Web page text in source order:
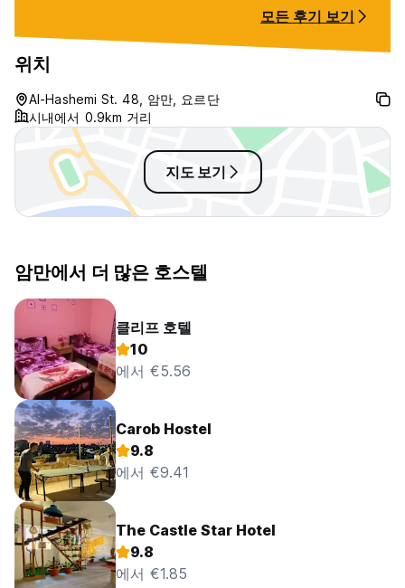
모든 후기 보기
위치
Al-Hashemi St. 48, 암만, 요르단
시내에서 0.9km 거리
지도 보기
암만에서 더 많은 호스텔
클리프 호텔
10
에서 €5.56
Carob Hostel
9.8
에서 €9.41
The Castle Star Hotel
9.8
에서 €1.85